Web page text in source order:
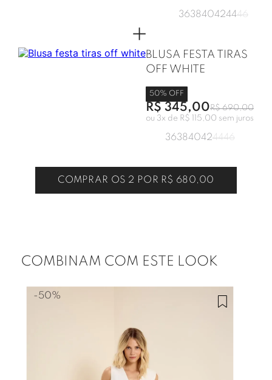
363840424446
+
BLUSA FESTA TIRAS
OFF WHITE
50% OFF
R$ 345,00R$ 690,00
ou 3x de R$ 115,00 sem juros
363840424446
COMPRAR OS 2 POR R$ 680,00
COMBINAM COM ESTE LOOK
-50%